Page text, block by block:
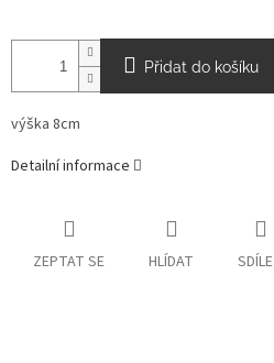
Přidat do košíku
výška 8cm
Detailní informace
ZEPTAT SE HLÍDAT